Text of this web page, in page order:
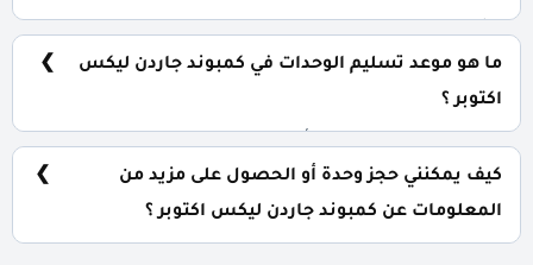
نادي اجتماعي، مناطق ترفيهية للأطفال، حمامات سباحة،
ومناطق تجارية.
ما هو موعد تسليم الوحدات في كمبوند جاردن ليكس
اكتوبر ؟
إمكانية التسليم نصف تشطيب أو تشطيب كامل حسب رغبة
العميل.
كيف يمكنني حجز وحدة أو الحصول على مزيد من
المعلومات عن كمبوند جاردن ليكس اكتوبر ؟